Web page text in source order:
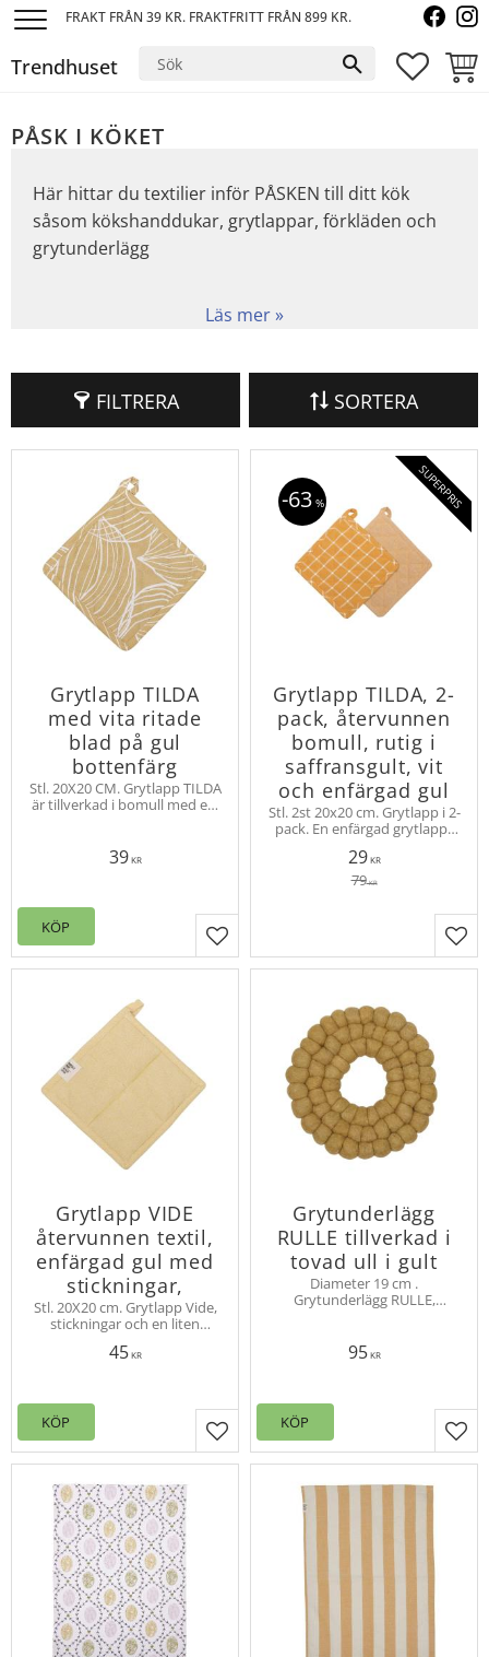
FRAKT FRÅN 39 KR. FRAKTFRITT FRÅN 899 KR.
Trendhuset
PÅSK I KÖKET
Här hittar du textilier inför PÅSKEN till ditt kök
såsom kökshanddukar, grytlappar, förkläden och
grytunderlägg
FILTRERA SORTERA
Grytlapp TILDA
med vita ritade
blad på gul
bottenfärg
Stl. 20X20 CM. Grytlapp TILDA
är tillverkad i bomull med ett
grytlappar för att skydda dina
händer.
39KR
Lägg till i favoriter
KÖP
Grytlapp TILDA, 2-
pack, återvunnen
bomull, rutig i
saffransgult, vit
och enfärgad gul
Stl. 2st 20x20 cm. Grytlapp i 2-
pack. En enfärgad grytlapp i
rutig grytlapp. Ögla för
upphängning
29KR
79KR
63 % SUPERPRIS
Grytlapp VIDE
återvunnen textil,
enfärgad gul med
stickningar,
Stl. 20X20 cm. Grytlapp Vide,
stickningar och en liten
om att den är tillverkad från
45KR
Lägg till i favoriter
KÖP
Grytunderlägg
RULLE tillverkad i
tovad ull i gult
Diameter 19 cm .
Grytunderlägg RULLE,
tre ringar bildar ett praktiskt
95KR
KÖP